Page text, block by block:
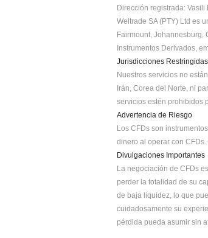
Dirección registrada:
Weltrade SA (PTY) Ltd es
Fairmount, Johannesburg,
Instrumentos Derivados,
Jurisdicciones Restringidas
Nuestros servicios no
Irán, Corea del Norte, ni
servicios estén prohibidos
Advertencia de Riesgo
Los CFDs son
dinero al operar con
Divulgaciones Importantes
La negociación de CFDs
perder la totalidad de su
de baja liquidez, lo que
cuidadosamente su
pérdida pueda asumir sin